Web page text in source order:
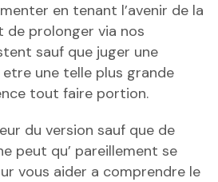
en tenant l’avenir de la
de prolonger via nos
sauf que juger une
une telle plus grande
tout faire portion.
du version sauf que de
peut qu’ pareillement se
vous aider a comprendre le